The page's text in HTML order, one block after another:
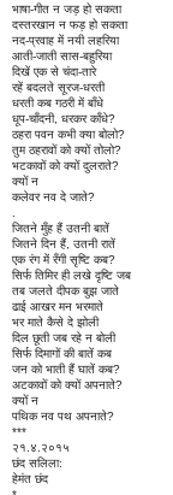
भाषा-गीत न जड़ हो सकता
दस्तरखान न फड़ हो सकता
नद-प्रवाह में नयी लहरिया
आती-जाती सास-बहुरिया
दिखें एक से चंदा-तारे
रहें बदलते सूरज-धरती
धरती कब गठरी में बाँधे
धूप-चाँदनी, धरकर काँधे?
ठहरा पवन कभी क्या बोलो?
तुम ठहरावों को क्यों तोलो?
भटकावों को क्यों दुलराते?
क्यों न
कलेवर नव दे जाते?
जितने मुँह हैं उतनी बातें
जितने दिन हैं, उतनी रातें
एक रंग में रँगी सृष्टि कब?
सिर्फ तिमिर ही लखे दृष्टि जब
तब जलते दीपक बुझ जाते
ढाई आखर मन भरमाते
भर माते कैसे दे झोली
दिल छूती जब रहे न बोली
सिर्फ दिमागों की बातें कब
जन को भाती हैं घातें कब?
अटकावों को क्यों अपनाते?
क्यों न
पथिक नव पथ अपनाते?
***
२१.४.२०१५
छंद सलिला:
हेमंत छंद